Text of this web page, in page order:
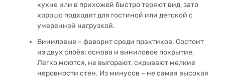
кухне или в прихожей быстро теряют вид, зато
хорошо подходят для гостиной или детской с
умеренной нагрузкой.
Виниловые – фаворит среди практиков. Состоит
из двух слоёв: основа и виниловое покрытие.
Легко моются, не выгорают, скрывают мелкие
неровности стен. Из минусов – не самая высокая